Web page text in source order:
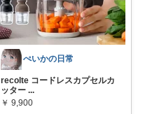
ぺいかの日常
recolte コードレスカプセルカ
ッター ...
￥ 9,900